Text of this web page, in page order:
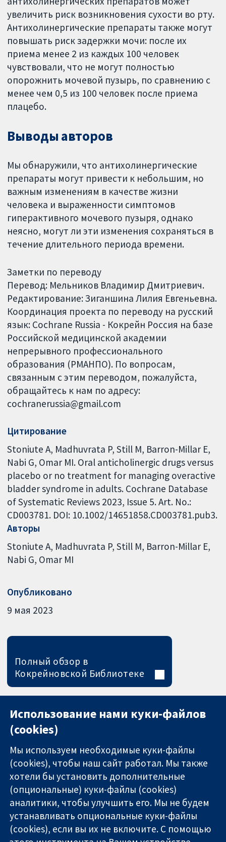
увеличить риск возникновения сухости во рту.
Антихолинергические препараты также могут
повышать риск задержки мочи: после их
приема менее 2 из каждых 100 человек
чувствовали, что не могут полностью
опорожнить мочевой пузырь, по сравнению с
менее чем 0,5 из 100 человек после приема
плацебо.
Выводы авторов
Мы обнаружили, что антихолинергические
препараты могут привести к небольшим, но
важным изменениям в качестве жизни
человека и выраженности симптомов
гиперактивного мочевого пузыря, однако
неясно, могут ли эти изменения сохраняться в
течение длительного периода времени.
Заметки по переводу
Перевод: Мельников Владимир Дмитриевич.
Редактирование: Зиганшина Лилия Евгеньевна.
Координация проекта по переводу на русский
язык: Cochrane Russia - Кокрейн Россия на базе
Российской медицинской академии
непрерывного профессионального
образования (РМАНПО). По вопросам,
связанным с этим переводом, пожалуйста,
обращайтесь к нам по адресу:
cochranerussia@gmail.com
Цитирование
Stoniute A, Madhuvrata P, Still M, Barron-Millar E,
Nabi G, Omar MI. Oral anticholinergic drugs versus
placebo or no treatment for managing overactive
bladder syndrome in adults. Cochrane Database
of Systematic Reviews 2023, Issue 5. Art. No.:
CD003781. DOI: 10.1002/14651858.CD003781.pub3.
Авторы
Stoniute A Madhuvrata P Still M Barron-Millar E
Nabi G Omar MI
Опубликовано
9 мая 2023
Полный обзор в
Кокрейновской Библиотеке
Надёжные
11-13 Cavendish
Square
London
Связаться с
нами
Новости
Использование нами куки-файлов
(cookies)
Мы используем необходимые куки-файлы
(cookies), чтобы наш сайт работал. Мы также
хотели бы установить дополнительные
(опциональные) куки-файлы (cookies)
аналитики, чтобы улучшить его. Мы не будем
устанавливать опциональные куки-файлы
(cookies), если вы их не включите. С помощью